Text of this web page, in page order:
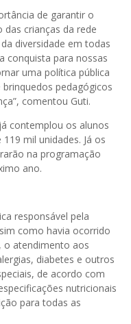
de garantir o
crianças da rede
diversidade em todas
conquista para nossas
uma política pública
pedagógicos
comentou Guti.
contemplou os alunos
mil unidades. Já os
na programação
ano.
responsável pela
como havia ocorrido
o atendimento aos
diabetes e outros
de acordo com
nutricionais
para todas as